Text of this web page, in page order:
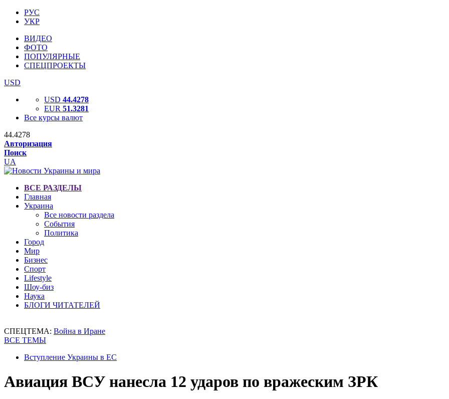
РУС
УКР
ВИДЕО
ФОТО
ПОПУЛЯРНЫЕ
СПЕЦПРОЕКТЫ
USD
USD 44.4278
EUR 51.3281
Все курсы валют
44.4278
Авторизация
Поиск
UA
ВСЕ РАЗДЕЛЫ
Главная
Украина
Все новости раздела
События
Политика
Город
Мир
Бизнес
Спорт
Lifestyle
Шоу-биз
Наука
БЛОГИ ЧИТАТЕЛЕЙ
СПЕЦТЕМА: Война в Иране
ВСЕ ТЕМЫ
Вступление Украины в ЕС
Авиация ВСУ нанесла 12 ударов по вражеским ЗРК